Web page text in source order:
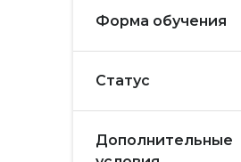
Форма обучения
Статус
Дополнительные